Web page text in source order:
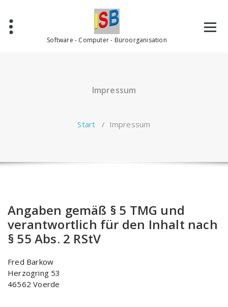
springen
Software - Computer - Büroorganisation
Impressum
Start / Impressum
Angaben gemäß § 5 TMG und
verantwortlich für den Inhalt nach
§ 55 Abs. 2 RStV
Fred Barkow
Herzogring 53
46562 Voerde